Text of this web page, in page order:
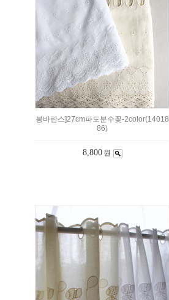
봉바란스]27cm파도분수꽃-2color(14018
86)
8,800 원